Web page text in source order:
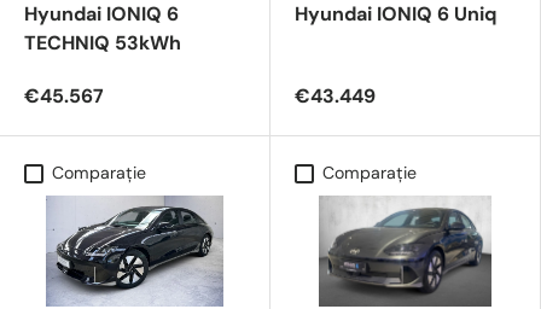
Hyundai IONIQ 6
TECHNIQ 53kWh
€45.567
Hyundai IONIQ 6 Uniq
€43.449
Comparaţie Comparaţie